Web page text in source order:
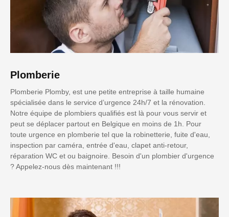
Plomberie
Plomberie Plomby, est une petite entreprise à taille humaine
spécialisée dans le service d’urgence 24h/7 et la rénovation.
Notre équipe de plombiers qualifiés est là pour vous servir et
peut se déplacer partout en Belgique en moins de 1h. Pour
toute urgence en plomberie tel que la robinetterie, fuite d'eau,
inspection par caméra, entrée d'eau, clapet anti-retour,
réparation WC et ou baignoire. Besoin d'un plombier d'urgence
? Appelez-nous dès maintenant !!!